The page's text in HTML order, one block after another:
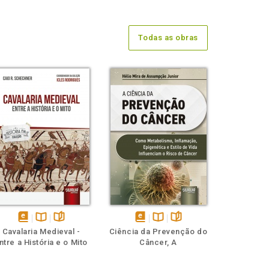
Todas as obras
disponível
em
Disponível
na
páginas
Cavalaria Medieval -
a História e o Mito
disponível
em
Disponível
na
páginas
Ciência da Prevenção do
Câncer, A